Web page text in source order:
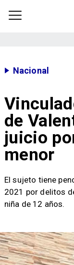
Nacional
de
juicio
menor
El sujeto tiene
2021 por delitos
niña de 12 años.